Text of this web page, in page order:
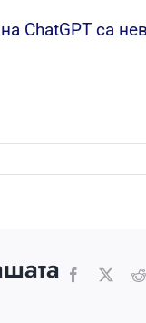
ChatGPT са
Facebook
X